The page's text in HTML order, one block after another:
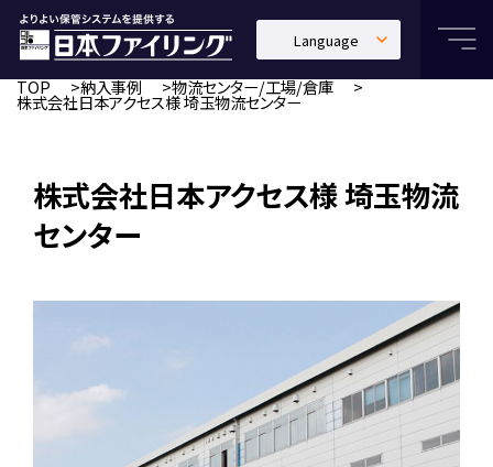
Language
日本語
TOP 納入事例 物流センター/工場/倉庫
株式会社日本アクセス様 埼玉物流センター
株式会社日本アクセス様 埼玉物流
センター